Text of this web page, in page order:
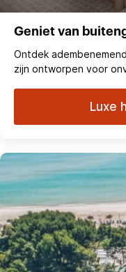
Geniet van
Ontdek
zijn ontworpen voor
Luxe